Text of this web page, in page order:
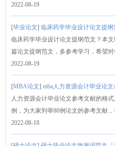
2022-08-19
[毕业论文]临床药学毕业设计论文提纲
临床药学毕业设计论文提纲范文？本
篇论文提纲范文，多参考学习，希望对
2022-08-19
[MBA论文]mba人力资源会计毕业论
人力资源会计毕业论文参考文献的格
例，为大家列举80例论文的参考文献
2022-08-18